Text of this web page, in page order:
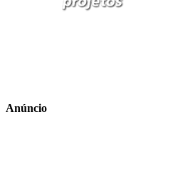
Anúncio